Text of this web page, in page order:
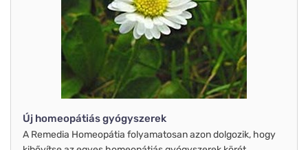
Új homeopátiás gyógyszerek
A Remedia Homeopátia folyamatosan azon dolgozik, hogy